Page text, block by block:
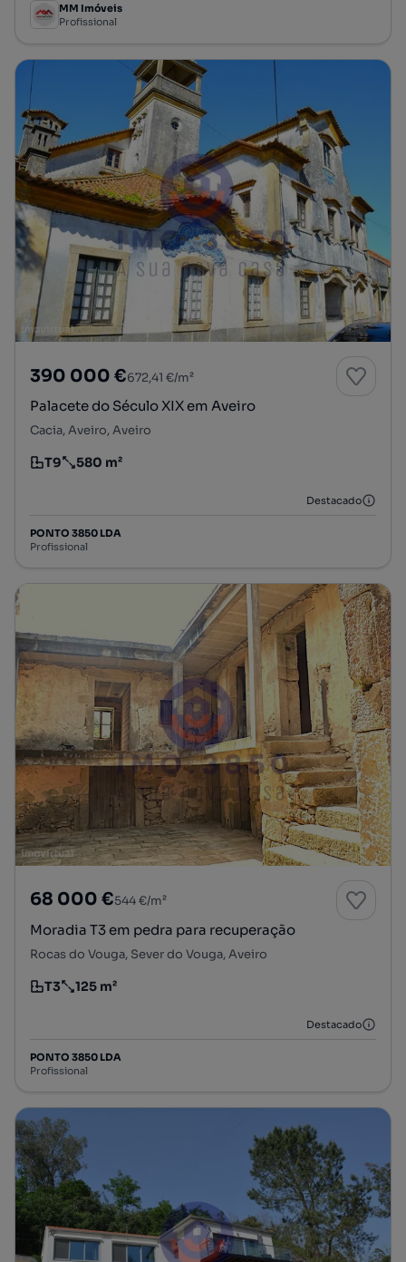
MM Imóveis
Profissional
390 000 €672,41 €/m²
Palacete do Século XIX em Aveiro
Cacia, Aveiro, Aveiro
Tipologia
T9
Preço por metro quadrado
580 m²
Destacado
PONTO 3850 LDA
Profissional
68 000 €544 €/m²
Moradia T3 em pedra para recuperação
Rocas do Vouga, Sever do Vouga, Aveiro
Tipologia
T3
Preço por metro quadrado
125 m²
Destacado
PONTO 3850 LDA
Profissional